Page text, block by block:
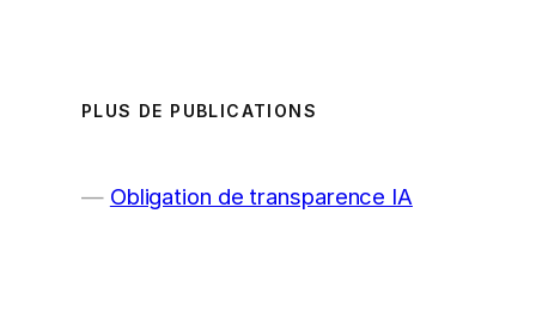
PLUS DE PUBLICATIONS
Obligation de transparence IA